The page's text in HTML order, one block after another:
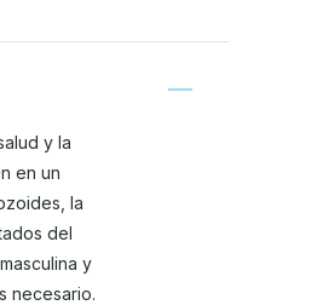
y la
en un
la
del
y
necesario.